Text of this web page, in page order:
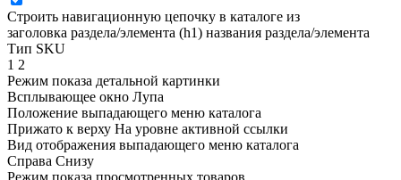
Строить навигационную цепочку в каталоге из
заголовка раздела/элемента (h1) названия раздела/элемента
Тип SKU
1 2
Режим показа детальной картинки
Всплывающее окно Лупа
Положение выпадающего меню каталога
Прижато к верху На уровне активной ссылки
Вид отображения выпадающего меню каталога
Справа Снизу
Режим показа просмотренных товаров